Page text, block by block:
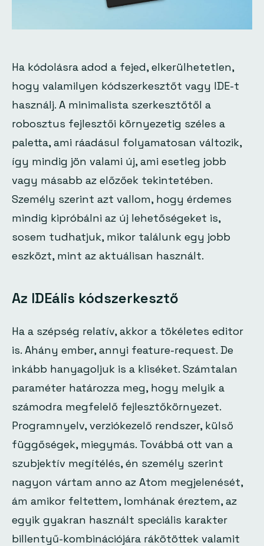
Ha kódolásra adod a fejed, elkerülhetetlen,
hogy valamilyen kódszerkesztőt vagy IDE-t
használj. A minimalista szerkesztőtől a
robosztus fejlesztői környezetig széles a
paletta, ami ráadásul folyamatosan változik,
így mindig jön valami új, ami esetleg jobb
vagy másabb az előzőek tekintetében.
Személy szerint azt vallom, hogy érdemes
mindig kipróbálni az új lehetőségeket is,
sosem tudhatjuk, mikor találunk egy jobb
eszközt, mint az aktuálisan használt.
Az IDEális kódszerkesztő
Ha a szépség relatív, akkor a tökéletes editor
is. Ahány ember, annyi feature-request. De
inkább hanyagoljuk is a kliséket. Számtalan
paraméter határozza meg, hogy melyik a
számodra megfelelő fejlesztőkörnyezet.
Programnyelv, verziókezelő rendszer, külső
függőségek, miegymás. Továbbá ott van a
szubjektív megítélés, én személy szerint
nagyon vártam anno az Atom megjelenését,
ám amikor feltettem, lomhának éreztem, az
egyik gyakran használt speciális karakter
billentyű-kombinációjára rákötöttek valamit